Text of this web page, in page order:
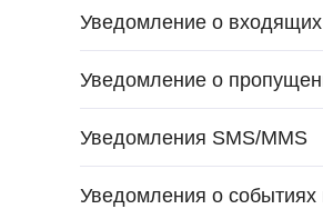
Уведомление о
Уведомление о
Уведомления SMS/MMS
Уведомления о событиях